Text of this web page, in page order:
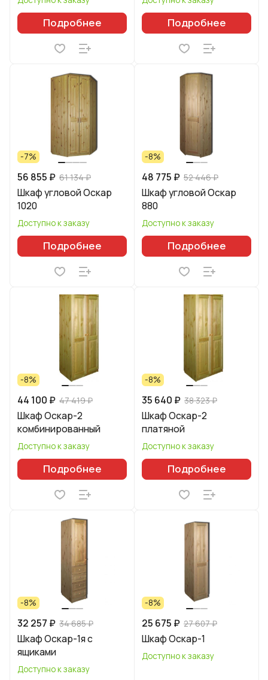
Подробнее Подробнее
-7%
56 855 ₽ 61 134 ₽
Шкаф угловой Оскар
1020
Доступно к заказу
Подробнее
-8%
48 775 ₽ 52 446 ₽
Шкаф угловой Оскар
880
Доступно к заказу
Подробнее
-8%
44 100 ₽ 47 419 ₽
Шкаф Оскар-2
комбинированный
Доступно к заказу
Подробнее
-8%
35 640 ₽ 38 323 ₽
Шкаф Оскар-2
платяной
Доступно к заказу
Подробнее
-8%
32 257 ₽ 34 685 ₽
Шкаф Оскар-1я с
ящиками
Доступно к заказу
-8%
25 675 ₽ 27 607 ₽
Шкаф Оскар-1
Доступно к заказу